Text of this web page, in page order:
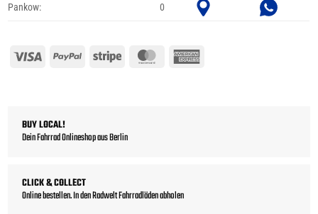
Pankow: 0
Visa PayPal Stripe MasterCard
BUY LOCAL!
Dein Fahrrad Onlineshop aus Berlin
CLICK & COLLECT
Online bestellen. In den Radwelt Fahrradläden abholen